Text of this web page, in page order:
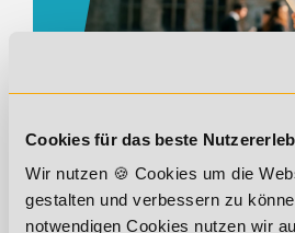
Cookies für das beste
Wir nutzen 🍪 Cookies um die
gestalten und verbessern zu
notwendigen Cookies nutzen wir